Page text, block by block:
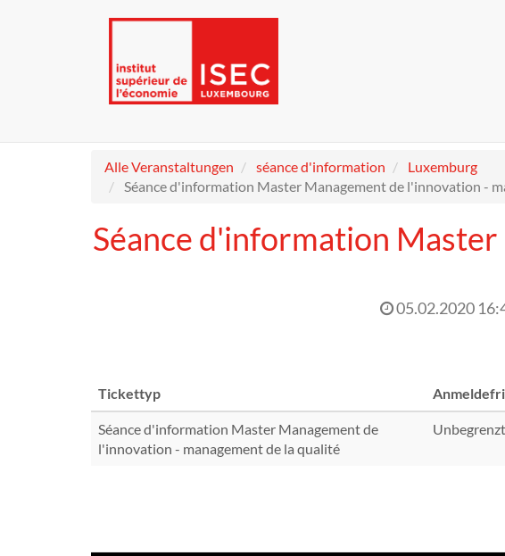
Alle Veranstaltungen séance d'information
Luxemburg
Séance d'information Master Management de l'innovation -
Séance d'information
05.02.2020
Tickettyp
Séance d'information Master Management de
l'innovation - management de la qualité
Unbegrenzt